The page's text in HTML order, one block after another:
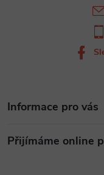
Informace pro vás
Přijímáme online